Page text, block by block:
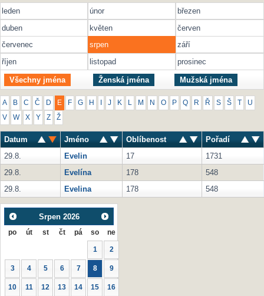
leden únor
březen
duben
květen
červen
červenec
srpen
září
říjen
listopad prosinec
Všechny jména Ženská jména Mužská jména
A B C Č D E F G H J K M N O P Q R Ř S Š U
V W X Y Z Ž
Datum Jméno Oblíbenost
Pořadí
29.8.
Evelin 17
1731
29.8.
Evelína 178
548
29.8.
Evelina 178 548
Srpen 2026
po út st čt pá so ne
1 2
3 4 5 6 7 8 9
10 11 12 13 14 15 16